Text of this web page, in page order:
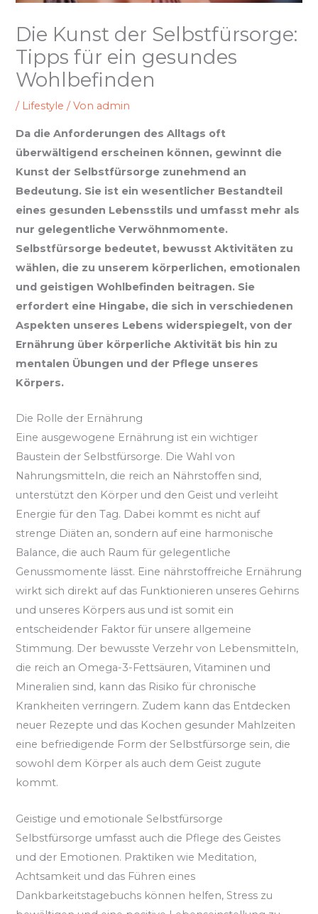
Die Kunst der Selbstfürsorge:
Tipps für ein gesundes
Wohlbefinden
/ Lifestyle / Von admin
Da die Anforderungen des Alltags oft
überwältigend erscheinen können, gewinnt die
Kunst der Selbstfürsorge zunehmend an
Bedeutung. Sie ist ein wesentlicher Bestandteil
eines gesunden Lebensstils und umfasst mehr als
nur gelegentliche Verwöhnmomente.
Selbstfürsorge bedeutet, bewusst Aktivitäten zu
wählen, die zu unserem körperlichen, emotionalen
und geistigen Wohlbefinden beitragen. Sie
erfordert eine Hingabe, die sich in verschiedenen
Aspekten unseres Lebens widerspiegelt, von der
Ernährung über körperliche Aktivität bis hin zu
mentalen Übungen und der Pflege unseres
Körpers.
Die Rolle der Ernährung
Eine ausgewogene Ernährung ist ein wichtiger
Baustein der Selbstfürsorge. Die Wahl von
Nahrungsmitteln, die reich an Nährstoffen sind,
unterstützt den Körper und den Geist und verleiht
Energie für den Tag. Dabei kommt es nicht auf
strenge Diäten an, sondern auf eine harmonische
Balance, die auch Raum für gelegentliche
Genussmomente lässt. Eine nährstoffreiche Ernährung
wirkt sich direkt auf das Funktionieren unseres Gehirns
und unseres Körpers aus und ist somit ein
entscheidender Faktor für unsere allgemeine
Stimmung. Der bewusste Verzehr von Lebensmitteln,
die reich an Omega-3-Fettsäuren, Vitaminen und
Mineralien sind, kann das Risiko für chronische
Krankheiten verringern. Zudem kann das Entdecken
neuer Rezepte und das Kochen gesunder Mahlzeiten
eine befriedigende Form der Selbstfürsorge sein, die
sowohl dem Körper als auch dem Geist zugute
kommt.
Geistige und emotionale Selbstfürsorge
Selbstfürsorge umfasst auch die Pflege des Geistes
und der Emotionen. Praktiken wie Meditation,
Achtsamkeit und das Führen eines
Dankbarkeitstagebuchs können helfen, Stress zu